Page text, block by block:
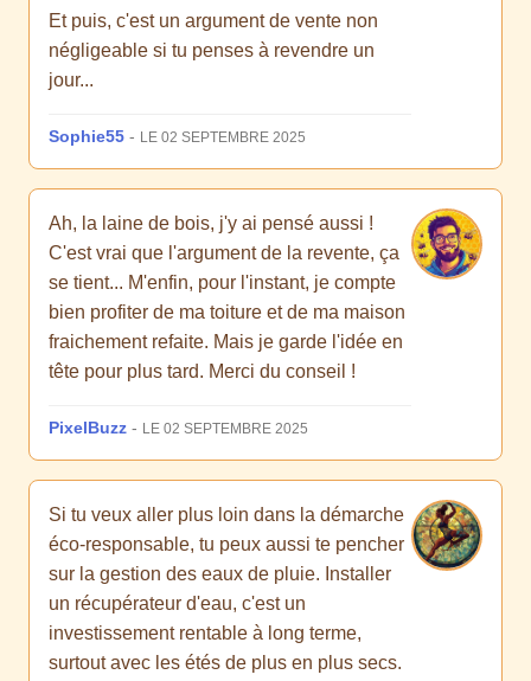
Et puis, c'est un argument de vente non
négligeable si tu penses à revendre un
jour...
Sophie55 - LE 02 SEPTEMBRE 2025
Ah, la laine de bois, j'y ai pensé aussi !
C'est vrai que l'argument de la revente, ça
se tient... M'enfin, pour l'instant, je compte
bien profiter de ma toiture et de ma maison
fraichement refaite. Mais je garde l'idée en
tête pour plus tard. Merci du conseil !
PixelBuzz - LE 02 SEPTEMBRE 2025
Si tu veux aller plus loin dans la démarche
éco-responsable, tu peux aussi te pencher
sur la gestion des eaux de pluie. Installer
un récupérateur d'eau, c'est un
investissement rentable à long terme,
surtout avec les étés de plus en plus secs.